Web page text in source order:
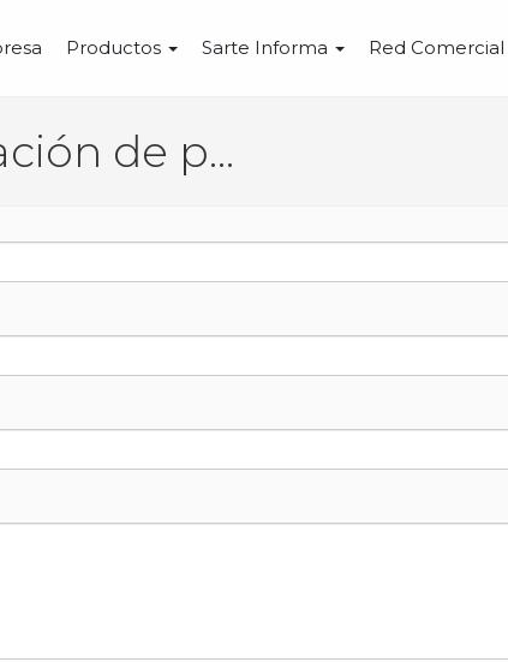
Productos Sarte Informa Red Comercial
Solicitud de información de producto